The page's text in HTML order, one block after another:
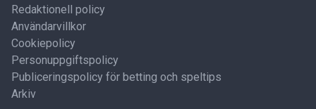
Redaktionell policy
Användarvillkor
Cookiepolicy
Personuppgiftspolicy
Publiceringspolicy för betting och speltips
Arkiv